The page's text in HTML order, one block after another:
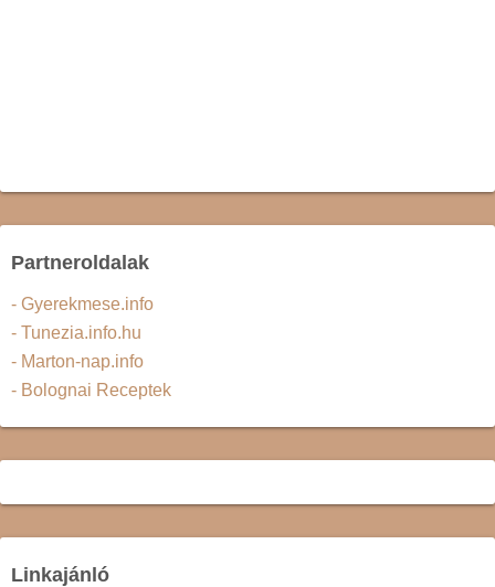
Partneroldalak
- Gyerekmese.info
- Tunezia.info.hu
- Marton-nap.info
- Bolognai Receptek
Linkajánló